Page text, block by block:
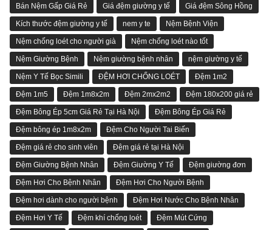
Bán Nệm Gấp Giá Rẻ Giá đệm giường y tế Giá đệm Sông Hồng
Kích thước đệm giường y tế nem y te Nệm Bệnh Viện
Nệm chống loét cho người già Nệm chống loét nào tốt
Nệm Giường Bệnh Nệm giường bệnh nhân nệm giường y tế
Nệm Y Tế Bọc Simili ĐỆM HƠI CHỐNG LOÉT Đệm 1m2
Đệm 1m5 Đệm 1m8x2m Đệm 2mx2m2 Đệm 180x200 giá rẻ
Đệm Bông Ép 5cm Giá Rẻ Tại Hà Nội Đệm Bông Ép Giá Rẻ
Đệm bông ép 1m8x2m Đệm Cho Người Tai Biến
Đệm giá rẻ cho sinh viên Đệm giá rẻ tại Hà Nội
Đệm Giường Bệnh Nhân Đệm Giường Y Tế Đệm giường đơn
Đệm Hơi Cho Bệnh Nhân Đệm Hơi Cho Người Bệnh
Đệm hơi dành cho người bệnh Đệm Hơi Nước Cho Bệnh Nhân
Đệm Hơi Y Tế Đệm khí chống loét Đệm Mút Cứng